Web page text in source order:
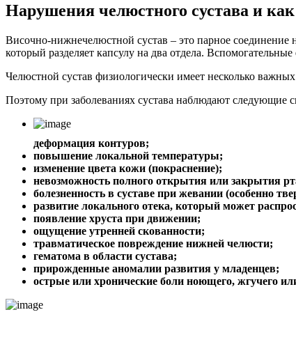
Нарушения челюстного сустава и
Височно-нижнечелюстной сустав – это парное
который разделяет капсулу на два отдела.
Челюстной сустав физиологически имеет несколько
Поэтому при заболеваниях сустава наблюдают следующие
деформация контуров;
повышение локальной температуры;
изменение цвета кожи (покраснение);
невозможность полного открытия или закрытия
болезненность в суставе при жевании (особенно
развитие локального отека, который может
появление хруста при движении;
ощущение утренней скованности;
травматическое повреждение нижней челюсти;
гематома в области сустава;
прирожденные аномалии развития у младенцев;
острые или хронические боли ноющего, жгучего